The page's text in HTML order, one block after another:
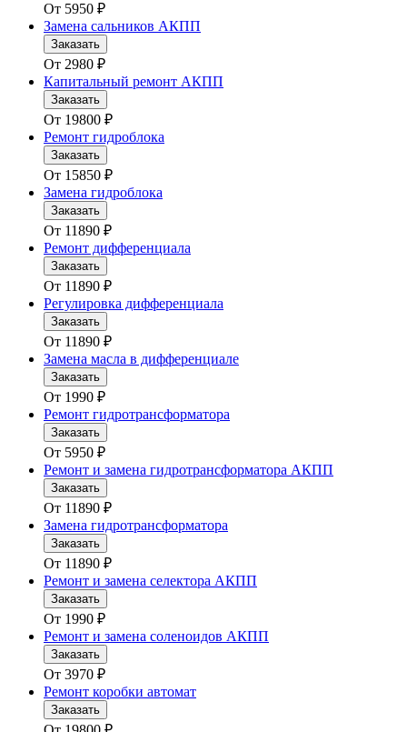
От 5950 ₽
Замена сальников АКПП
Заказать
От 2980 ₽
Капитальный ремонт АКПП
Заказать
От 19800 ₽
Ремонт гидроблока
Заказать
От 15850 ₽
Замена гидроблока
Заказать
От 11890 ₽
Ремонт дифференциала
Заказать
От 11890 ₽
Регулировка дифференциала
Заказать
От 11890 ₽
Замена масла в дифференциале
Заказать
От 1990 ₽
Ремонт гидротрансформатора
Заказать
От 5950 ₽
Ремонт и замена гидротрансформатора АКПП
Заказать
От 11890 ₽
Замена гидротрансформатора
Заказать
От 11890 ₽
Ремонт и замена селектора АКПП
Заказать
От 1990 ₽
Ремонт и замена соленоидов АКПП
Заказать
От 3970 ₽
Ремонт коробки автомат
Заказать